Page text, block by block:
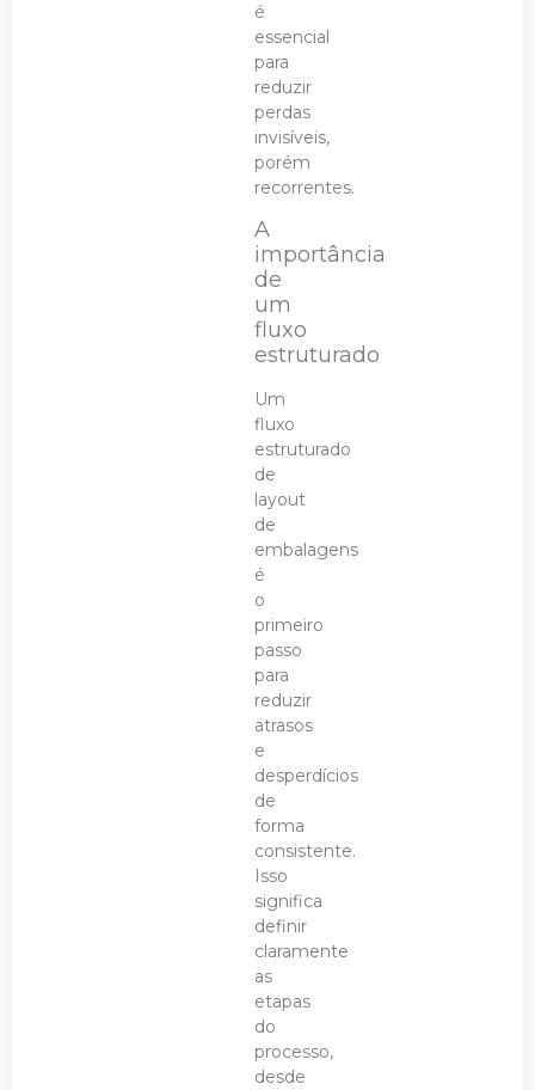
é
essencial
para
reduzir
perdas
invisíveis,
porém
recorrentes.
A
importância
de
um
fluxo
estruturado
Um
fluxo
estruturado
de
layout
de
embalagens
é
o
primeiro
passo
para
reduzir
atrasos
e
desperdícios
de
forma
consistente.
Isso
significa
definir
claramente
as
etapas
do
processo,
desde